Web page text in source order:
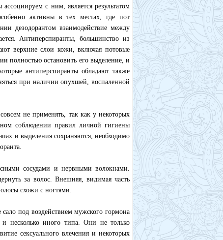
с ним, является результатом
активны в тех местах, где пот
дезодорантом взаимодействие между
Антиперспиранты, большинство из
верхние слои кожи, включая потовые
полностью остановить его выделение, и
антиперспиранты обладают также
при наличии опухшей, воспаленной
не применять, так как у некоторых
соблюдении правил личной гигиены
и выделения сохраняются, необходимо
сосудами и нервными волокнами.
за волос. Внешняя, видимая часть
схожи с ногтями.
под воздействием мужского гормона
несколько иного типа. Они не только
сексуального влечения и некоторых